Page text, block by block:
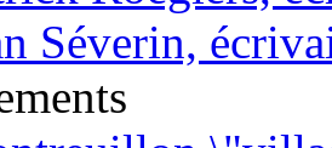
Séverin,